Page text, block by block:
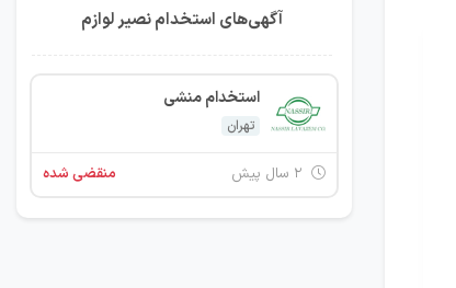
آگهی‌های استخدام نصیر لوازم
استخدام منشی
تهران
منقضی شده